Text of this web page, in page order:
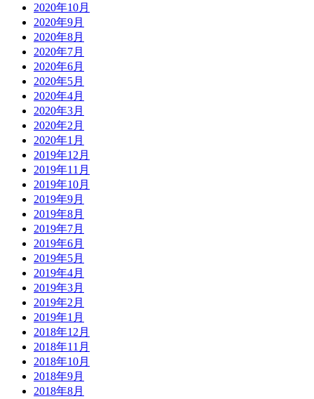
2020年10月
2020年9月
2020年8月
2020年7月
2020年6月
2020年5月
2020年4月
2020年3月
2020年2月
2020年1月
2019年12月
2019年11月
2019年10月
2019年9月
2019年8月
2019年7月
2019年6月
2019年5月
2019年4月
2019年3月
2019年2月
2019年1月
2018年12月
2018年11月
2018年10月
2018年9月
2018年8月